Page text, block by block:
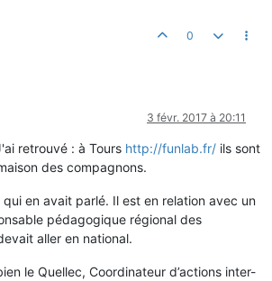
0
3 févr. 2017 à 20:11
retrouvé : à Tours http://funlab.fr/ ils sont
des compagnons.
en avait parlé. Il est en relation avec un
pédagogique régional des
aller en national.
le Quellec, Coordinateur d’actions inter-